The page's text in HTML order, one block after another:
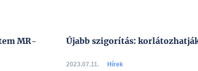
MR-
Újabb szigorítás:
2023.07.11. Hírek